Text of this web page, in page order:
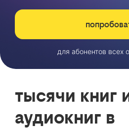
для абонентов всех
тысячи книг
аудиокниг в